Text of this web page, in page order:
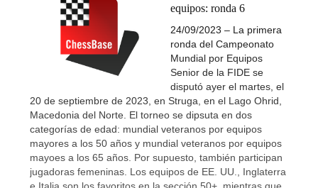
equipos: ronda 6
24/09/2023 – La primera
ronda del Campeonato
Mundial por Equipos
Senior de la FIDE se
disputó ayer el martes, el
20 de septiembre de 2023, en Struga, en el Lago Ohrid,
Macedonia del Norte. El torneo se dipsuta en dos
categorías de edad: mundial veteranos por equipos
mayores a los 50 años y mundial veteranos por equipos
mayoes a los 65 años. Por supuesto, también participan
jugadoras femeninas. Los equipos de EE. UU., Inglaterra
e Italia son los favoritos en la sección 50+, mientras que